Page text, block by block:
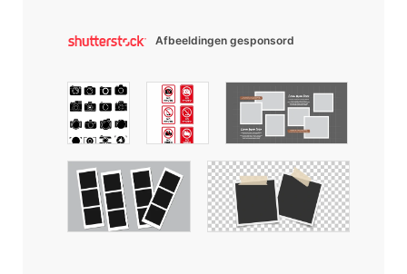
Afbeeldingen gesponsord